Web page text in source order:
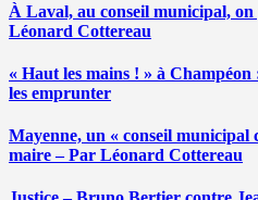
À Laval, au conseil municipal,
Léonard Cottereau
« Haut les mains ! » à
les emprunter
Mayenne, un « conseil municipal
maire – Par Léonard Cottereau